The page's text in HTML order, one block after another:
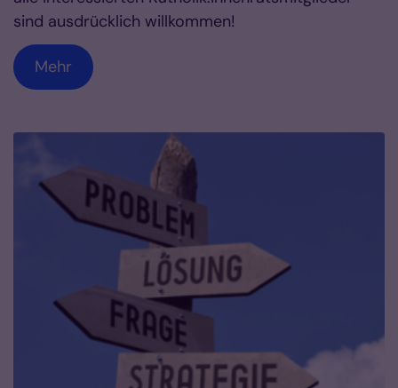
sind ausdrücklich willkommen!
Mehr